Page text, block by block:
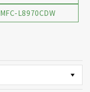
MFC-L8970CDW